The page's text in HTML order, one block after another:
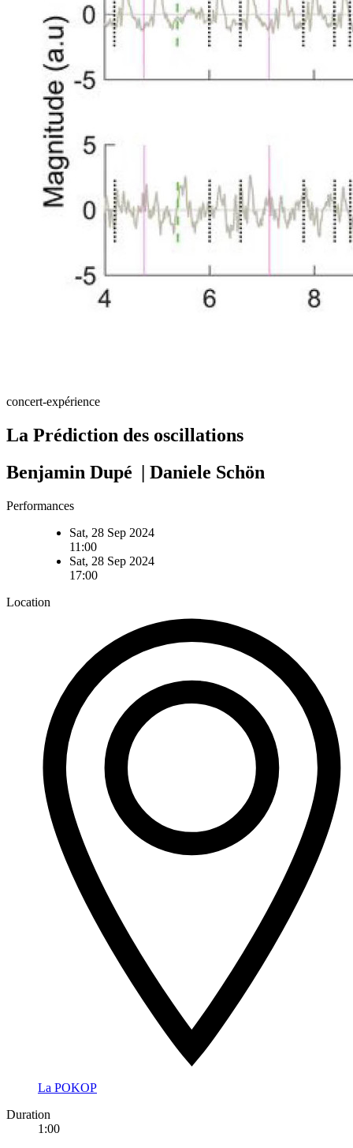
concert-expérience
La Prédiction des oscillations
Benjamin Dupé | Daniele Schön
Performances
Sat, 28 Sep 2024
11:00
Sat, 28 Sep 2024
17:00
Location
La POKOP
Duration
1:00